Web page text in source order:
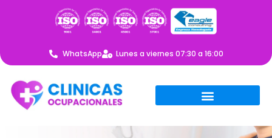
WhatsApp Lunes a viernes 07:30 a 16:00